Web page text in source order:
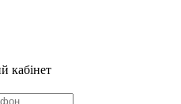
кабінет